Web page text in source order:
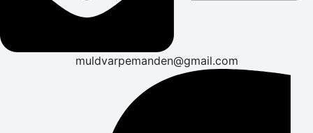
muldvarpemanden@gmail.com